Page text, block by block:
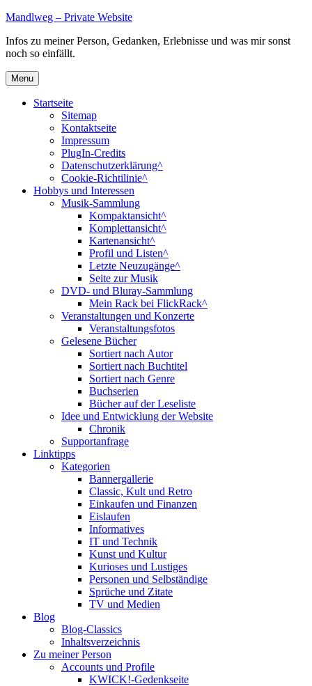
Skip
content
Mandlweg – Private Website
Infos zu meiner Person, Gedanken, Erlebnisse und was mir sonst
noch so einfällt.
Menu
Startseite
Sitemap
Kontaktseite
Impressum
PlugIn-Credits
Datenschutzerklärung^
Cookie-Richtilinie^
Hobbys und Interessen
Musik-Sammlung
Kompaktansicht^
Komplettansicht^
Kartenansicht^
Profil und Listen^
Letzte Neuzugänge^
Seite zur Musik
DVD- und Bluray-Sammlung
Mein Rack bei FlickRack^
Veranstaltungen und Konzerte
Veranstaltungsfotos
Gelesene Bücher
Sortiert nach Autor
Sortiert nach Buchtitel
Sortiert nach Genre
Buchserien
Bücher auf der Leseliste
Idee und Entwicklung der Website
Chronik
Supportanfrage
Linktipps
Kategorien
Bannergallerie
Classic, Kult und Retro
Einkaufen und Finanzen
Eislaufen
Informatives
IT und Technik
Kunst und Kultur
Kurioses und Lustiges
Personen und Selbständige
Sprüche und Zitate
TV und Medien
Blog
Blog-Classics
Inhaltsverzeichnis
Zu meiner Person
Accounts und Profile
KWICK!-Gedenkseite